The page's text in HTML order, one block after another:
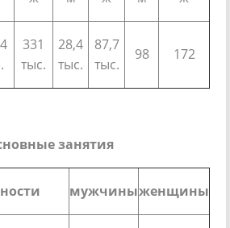
331
тыс.
28,4
тыс.
87,7
тыс.
98 172
занятия
мужчиныженщины